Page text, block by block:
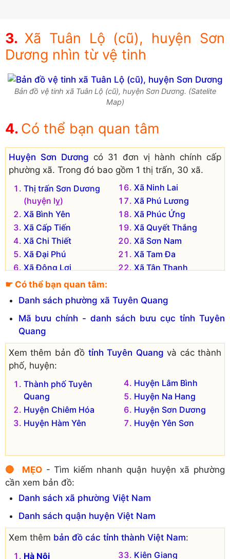
Xã Tuân Lộ (cũ), huyện Sơn
Dương nhìn từ vệ tinh
Bản đồ vệ tinh xã Tuân Lộ (cũ), huyện Sơn Dương. (Satelite
Map)
Có thể bạn quan tâm
Huyện Sơn Dương có 31 đơn vị hành chính cấp
phường xã. Trong đó bao gồm 1 thị trấn, 30 xã.
Thị trấn Sơn Dương
(huyện lỵ)
Xã Bình Yên
Xã Cấp Tiến
Xã Chi Thiết
Xã Đại Phú
Xã Đông Lợi
Xã Đồng Quý
Xã Đông Thọ
Xã Hào Phú
Xã Hồng Lạc
Xã Hợp Hòa
Xã Hợp Thành
Xã Kháng Nhật
Xã Minh Thanh
Xã Ninh Lai
Xã Phú Lương
Xã Phúc Ứng
Xã Quyết Thắng
Xã Sơn Nam
Xã Tam Đa
Xã Tân Thanh
Xã Thiện Kế
Xã Thương Ấm
Xã Trung Yên
Xã Tú Thịnh
Xã Văn Phú
Xã Vĩnh Lợi
Đơn vị hành chính cũ hiện không còn tồn tại là:
Xã Lâm Xuyên
Xã Thanh Phát
☛ Có thể bạn quan tâm:
Danh sách phường xã Tuyên Quang
Mã bưu chính - danh sách bưu cục tỉnh Tuyên
Quang
Xem thêm bản đồ tỉnh Tuyên Quang và các thành
phố, huyện:
Thành phố Tuyên
Quang
Huyện Chiêm Hóa
Huyện Hàm Yên
Huyện Lâm Bình
Huyện Na Hang
Huyện Sơn Dương
Huyện Yên Sơn
🔴 MẸO- Tìm kiếm nhanh quận huyện xã phường
cần xem bản đồ:
Danh sách xã phường Việt Nam
Danh sách quận huyện Việt Nam
Xem thêm bản đồ các tỉnh thành Việt Nam:
Hà Nội
Kiên Giang